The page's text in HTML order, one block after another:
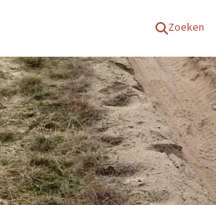
Zoeken